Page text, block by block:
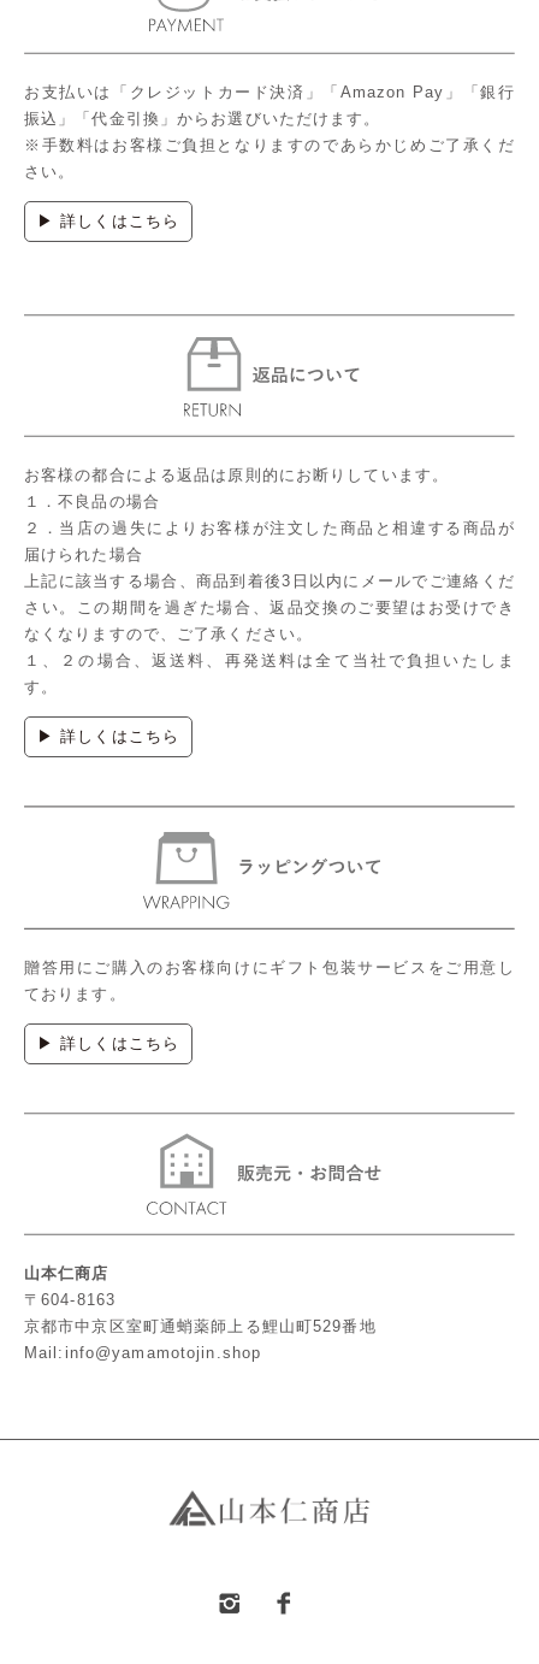
お支払いは「クレジットカード決済」「Amazon Pay」「銀行
振込」「代金引換」からお選びいただけます。
※手数料はお客様ご負担となりますのであらかじめご了承くだ
さい。
▶ 詳しくはこちら
お客様の都合による返品は原則的にお断りしています。
１．不良品の場合
２．当店の過失によりお客様が注文した商品と相違する商品が
届けられた場合
上記に該当する場合、商品到着後3日以内にメールでご連絡くだ
さい。この期間を過ぎた場合、返品交換のご要望はお受けでき
なくなりますので、ご了承ください。
１、２の場合、返送料、再発送料は全て当社で負担いたしま
す。
▶ 詳しくはこちら
贈答用にご購入のお客様向けにギフト包装サービスをご用意し
ております。
▶ 詳しくはこちら
山本仁商店
〒604-8163
京都市中京区室町通蛸薬師上る鯉山町529番地
Mail:info@yamamotojin.shop